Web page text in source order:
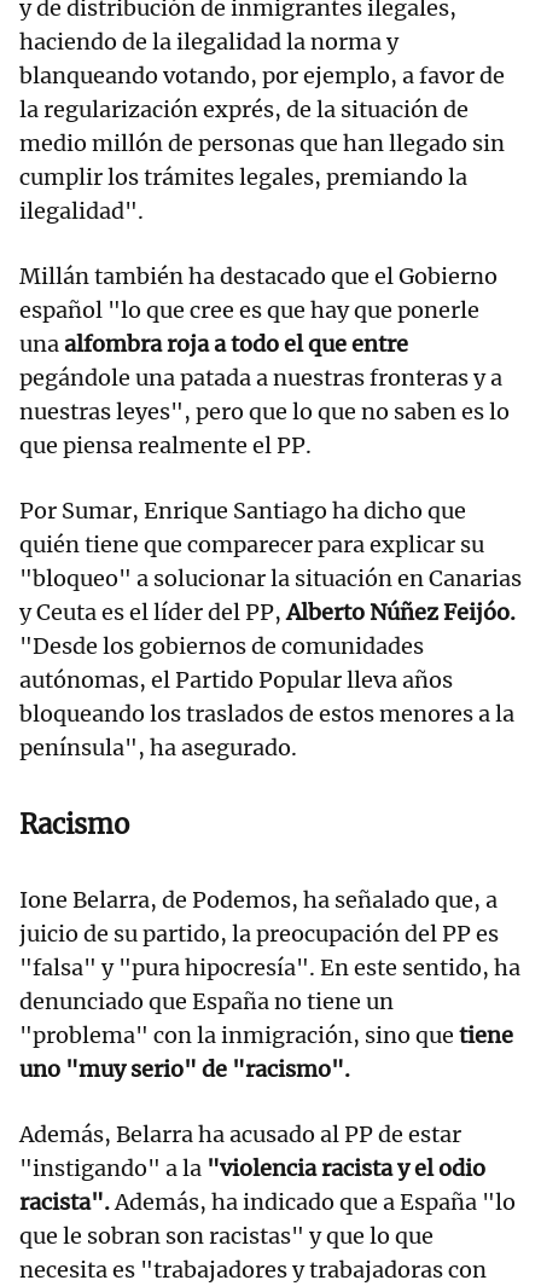
y de distribución de inmigrantes ilegales,
haciendo de la ilegalidad la norma y
blanqueando votando, por ejemplo, a favor de
la regularización exprés, de la situación de
medio millón de personas que han llegado sin
cumplir los trámites legales, premiando la
ilegalidad".
Millán también ha destacado que el Gobierno
español "lo que cree es que hay que ponerle
unaalfombra roja a todo el que entre
pegándole una patada a nuestras fronteras y a
nuestras leyes", pero que lo que no saben es lo
que piensa realmente el PP.
Por Sumar, Enrique Santiago ha dicho que
quién tiene que comparecer para explicar su
"bloqueo" a solucionar la situación en Canarias
y Ceuta es el líder del PP,Alberto Núñez Feijóo.
"Desde los gobiernos de comunidades
autónomas, el Partido Popular lleva años
bloqueando los traslados de estos menores a la
península", ha asegurado.
Racismo
Ione Belarra, de Podemos, ha señalado que, a
juicio de su partido, la preocupación del PP es
"falsa" y "pura hipocresía". En este sentido, ha
denunciado que España no tiene un
"problema" con la inmigración, sino que tiene
uno "muy serio" de "racismo".
Además, Belarra ha acusado al PP de estar
"instigando" a la "violencia racista y el odio
racista".Además, ha indicado que a España "lo
que le sobran son racistas" y que lo que
necesita es "trabajadores y trabajadoras con